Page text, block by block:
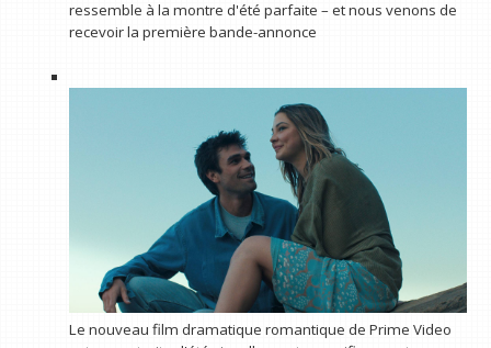
ressemble à la montre d'été parfaite – et nous venons de
recevoir la première bande-annonce
Le nouveau film dramatique romantique de Prime Video